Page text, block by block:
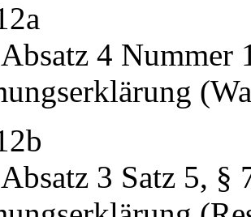
4 Nummer
3 Satz 5, §